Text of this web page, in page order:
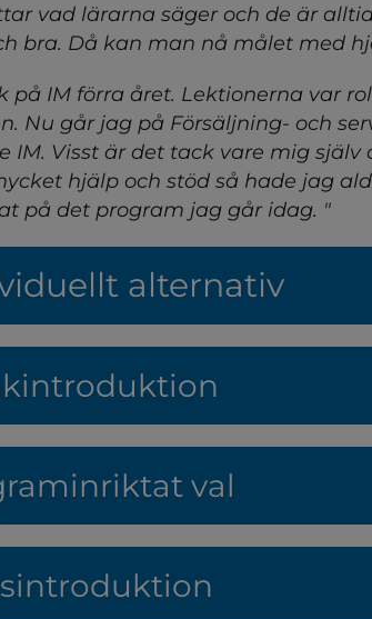
Våra guldkanter
vad lärarna säger och de är
bra. Då kan man nå målet med
på IM förra året. Lektionerna var
Nu går jag på Försäljning- och
IM. Visst är det tack vare mig
hjälp och stöd så hade jag
på det program jag går idag. "
alternativ
val